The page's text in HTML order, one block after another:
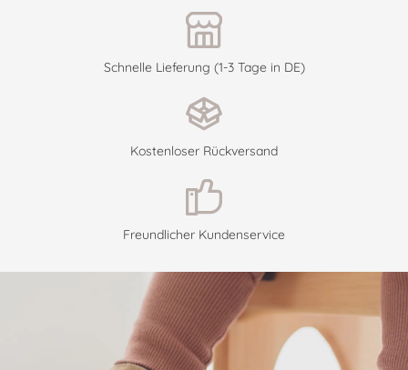
Schnelle Lieferung (1-3 Tage in DE)
Kostenloser Rückversand
Freundlicher Kundenservice